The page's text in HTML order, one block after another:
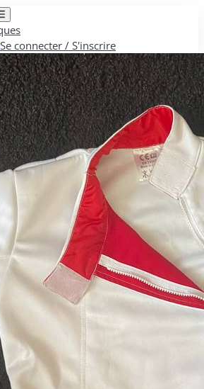
Se connecter / S'inscrire